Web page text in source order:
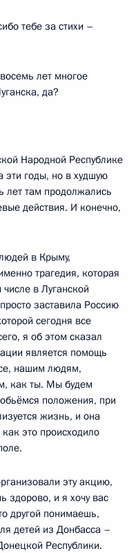
тебе за стихи –
лет многое
да?
Народной Республике
эти годы, но в худшую
лет там продолжались
действия. И конечно,
в Крыму,
трагедия, которая
в Луганской
заставила Россию
сегодня все
я об этом сказал
является помощь
нашим людям,
как ты. Мы будем
положения, при
жизнь, и она
это происходило
эту акцию,
здорово, и я хочу вас
другой понимаешь,
детей из Донбасса –
Республики.